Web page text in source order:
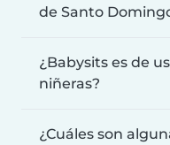
de Santo
¿Babysits es de
niñeras?
¿Cuáles son